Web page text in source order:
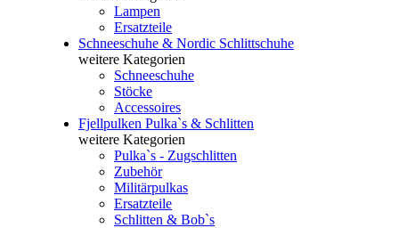
Lampen
Ersatzteile
Schneeschuhe & Nordic Schlittschuhe
weitere Kategorien
Schneeschuhe
Stöcke
Accessoires
Fjellpulken Pulka`s & Schlitten
weitere Kategorien
Pulka`s - Zugschlitten
Zubehör
Militärpulkas
Ersatzteile
Schlitten & Bob`s